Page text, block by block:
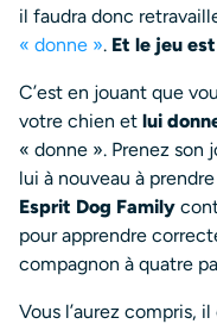
il faudra donc
« donne ». Et le jeu
C’est en jouant que
votre chien et lui
« donne ». Prenez son
lui à nouveau à
Esprit Dog Family
pour apprendre
compagnon à quatre
Vous l’aurez compris,